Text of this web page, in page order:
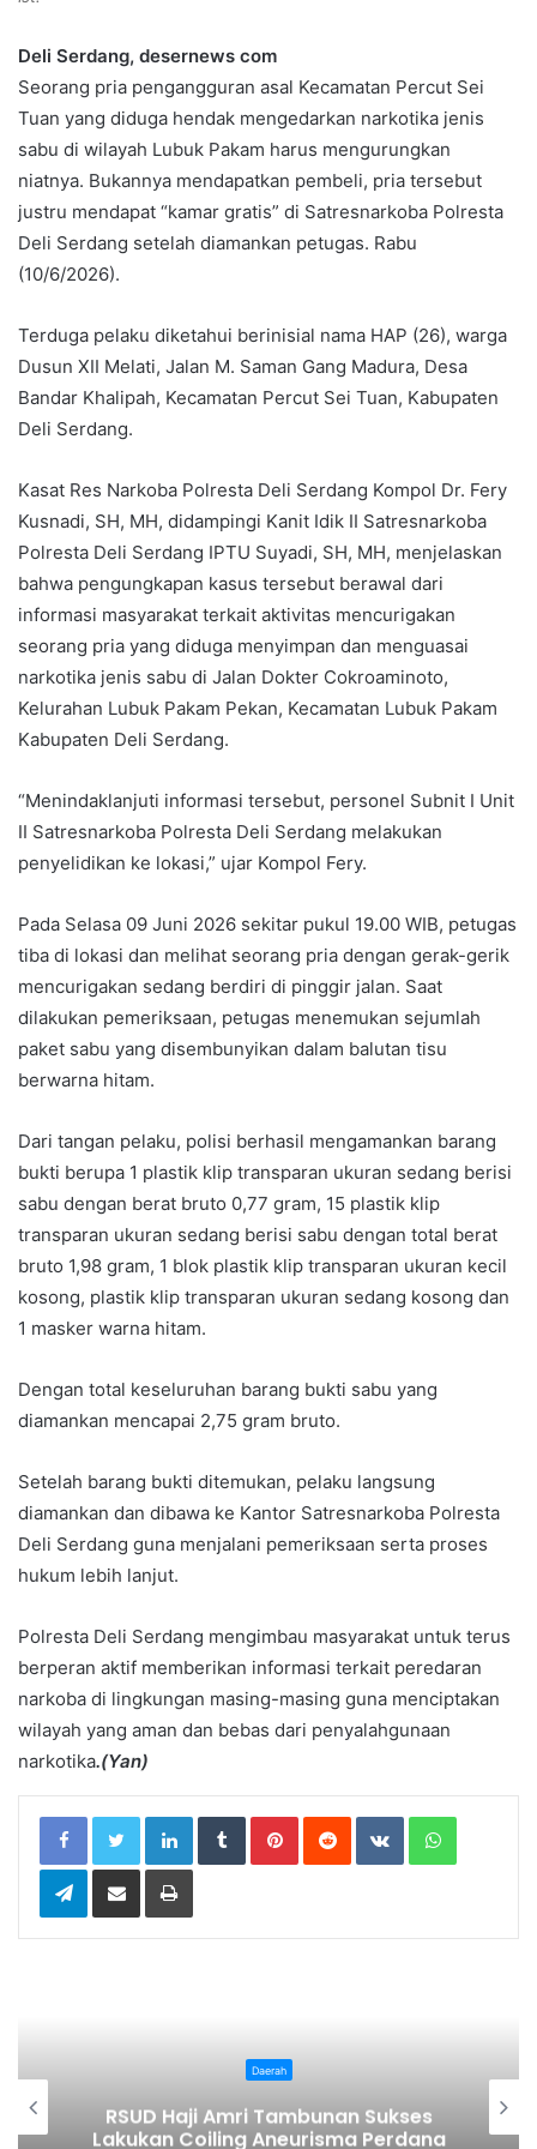
Deli Serdang, desernews com
Seorang pria pengangguran asal Kecamatan Percut Sei
Tuan yang diduga hendak mengedarkan narkotika jenis
sabu di wilayah Lubuk Pakam harus mengurungkan
niatnya. Bukannya mendapatkan pembeli, pria tersebut
justru mendapat “kamar gratis” di Satresnarkoba Polresta
Deli Serdang setelah diamankan petugas. Rabu
(10/6/2026).
Terduga pelaku diketahui berinisial nama HAP (26), warga
Dusun XII Melati, Jalan M. Saman Gang Madura, Desa
Bandar Khalipah, Kecamatan Percut Sei Tuan, Kabupaten
Deli Serdang.
Kasat Res Narkoba Polresta Deli Serdang Kompol Dr. Fery
Kusnadi, SH, MH, didampingi Kanit Idik II Satresnarkoba
Polresta Deli Serdang IPTU Suyadi, SH, MH, menjelaskan
bahwa pengungkapan kasus tersebut berawal dari
informasi masyarakat terkait aktivitas mencurigakan
seorang pria yang diduga menyimpan dan menguasai
narkotika jenis sabu di Jalan Dokter Cokroaminoto,
Kelurahan Lubuk Pakam Pekan, Kecamatan Lubuk Pakam
Kabupaten Deli Serdang.
“Menindaklanjuti informasi tersebut, personel Subnit I Unit
II Satresnarkoba Polresta Deli Serdang melakukan
penyelidikan ke lokasi,” ujar Kompol Fery.
Pada Selasa 09 Juni 2026 sekitar pukul 19.00 WIB, petugas
tiba di lokasi dan melihat seorang pria dengan gerak-gerik
mencurigakan sedang berdiri di pinggir jalan. Saat
dilakukan pemeriksaan, petugas menemukan sejumlah
paket sabu yang disembunyikan dalam balutan tisu
berwarna hitam.
Dari tangan pelaku, polisi berhasil mengamankan barang
bukti berupa 1 plastik klip transparan ukuran sedang berisi
sabu dengan berat bruto 0,77 gram, 15 plastik klip
transparan ukuran sedang berisi sabu dengan total berat
bruto 1,98 gram, 1 blok plastik klip transparan ukuran kecil
kosong, plastik klip transparan ukuran sedang kosong dan
1 masker warna hitam.
Dengan total keseluruhan barang bukti sabu yang
diamankan mencapai 2,75 gram bruto.
Setelah barang bukti ditemukan, pelaku langsung
diamankan dan dibawa ke Kantor Satresnarkoba Polresta
Deli Serdang guna menjalani pemeriksaan serta proses
hukum lebih lanjut.
Polresta Deli Serdang mengimbau masyarakat untuk terus
berperan aktif memberikan informasi terkait peredaran
narkoba di lingkungan masing-masing guna menciptakan
wilayah yang aman dan bebas dari penyalahgunaan
narkotika.(Yan)
LinkedIn Tumblr Pinterest Reddit VKontakte
Telegram Print
Daerah
Batak United Juara PKN Sumut Cup I
2026